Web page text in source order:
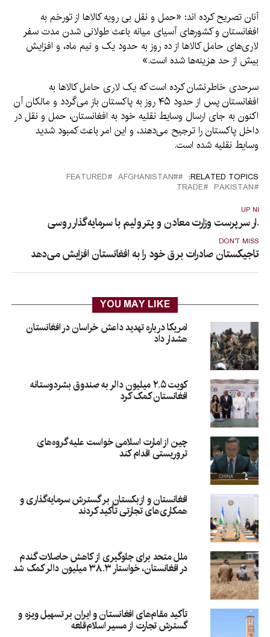
آنان تصریح کرده اند: «حمل و نقل بی رویه کالاها از تورخم به
افغانستان و کشورهای آسیای میانه باعث طولانی شدن مدت سفر
لاری‌های حامل کالاها از ده روز به حدود یک و نیم ماه، و افزایش
بیش از حد هزینه‌ها شده است.»
سرحدی خاطرنشان کرده است که یک لاری حامل کالاها به
افغانستان پس از حدود ۴۵ روز به پاکستان باز می‌گردد و مالکان آن
اکنون به جای ارسال وسایط نقلیه خود به افغانستان، حمل و نقل در
داخل پاکستان را ترجیح می‌دهند، و این امر باعث کمبود شدید
وسایط نقلیه شده است.
RELATED TOPICS: #َAFGHANISTAN
FEATURED
PAKISTAN
TRADE
UP
سرپرست وزارت معادن و پترولیم با سرمایه‌گذار روسی
DON'T MISS
تاجیکستان صادرات برق خود را به افغانستان افزایش می‌دهد
YOU MAY LIKE
امریکا درباره تهدید داعش خراسان در افغانستان
هشدار داد
کویت ۲.۵ میلیون دالر به صندوق بشردوستانه
افغانستان کمک کرد
چین از امارت اسلامی خواست علیه گروه‌های
تروریستی اقدام کند
افغانستان و ازبکستان بر گسترش سرمایه‌گذاری و
همکاری‌های تجارتی تأکید کردند
ملل متحد برای جلوگیری از کاهش حاصلات گندم
در افغانستان، خواستار ۳۸.۳ میلیون دالر کمک شد
تأکید مقام‌های افغانستان و ایران بر تسهیل ویزه و
گسترش تجارت از مسیر اسلام‌قلعه